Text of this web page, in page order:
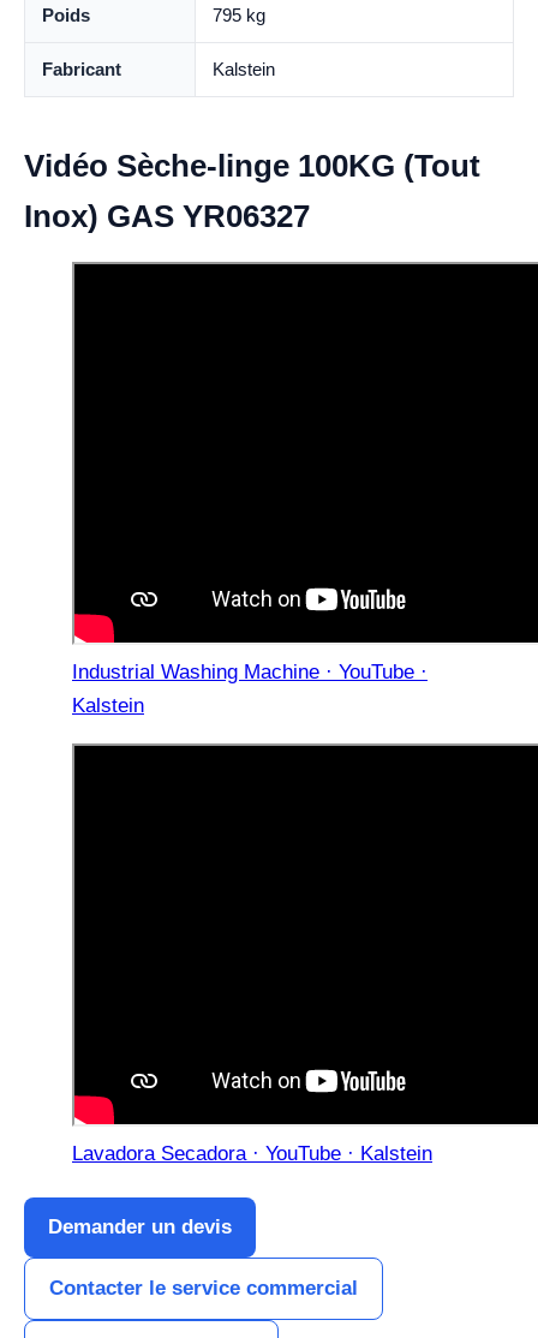
Poids 795 kg
Fabricant Kalstein
Vidéo Sèche-linge 100KG (Tout
Inox) GAS YR06327
Industrial Washing Machine · YouTube ·
Kalstein
Lavadora Secadora · YouTube · Kalstein
Demander un devis
Contacter le service commercial